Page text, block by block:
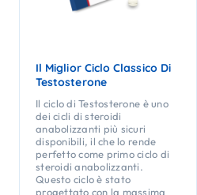
Il Miglior Ciclo Classico Di
Testosterone
Il ciclo di Testosterone è uno
dei cicli di steroidi
anabolizzanti più sicuri
disponibili, il che lo rende
perfetto come primo ciclo di
steroidi anabolizzanti.
Questo ciclo è stato
progettato con la massima